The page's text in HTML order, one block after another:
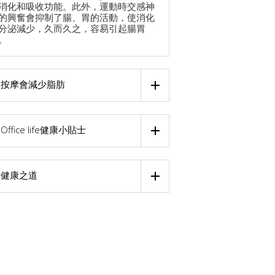
化和吸收功能。此外，運動時交感神
興奮會抑制了腸、胃的活動，使消化
泌減少，久而久之，容易引起腸胃
按摩會減少脂肪
Office life健康小貼士
健康之道